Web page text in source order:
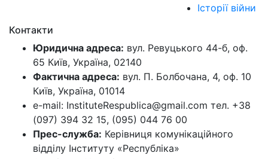
Історії війни
Контакти
Юридична адреса: вул. Ревуцького 44-б, оф.
65 Київ, Україна, 02140
Фактична адреса: вул. П. Болбочана, 4, оф. 10
Київ, Україна, 01014
e-mail: InstituteRespublica@gmail.com тел. +38
(097) 394 32 15, (095) 044 76 00
Прес-служба: Керівниця комунікаційного
відділу Інституту «Республіка»